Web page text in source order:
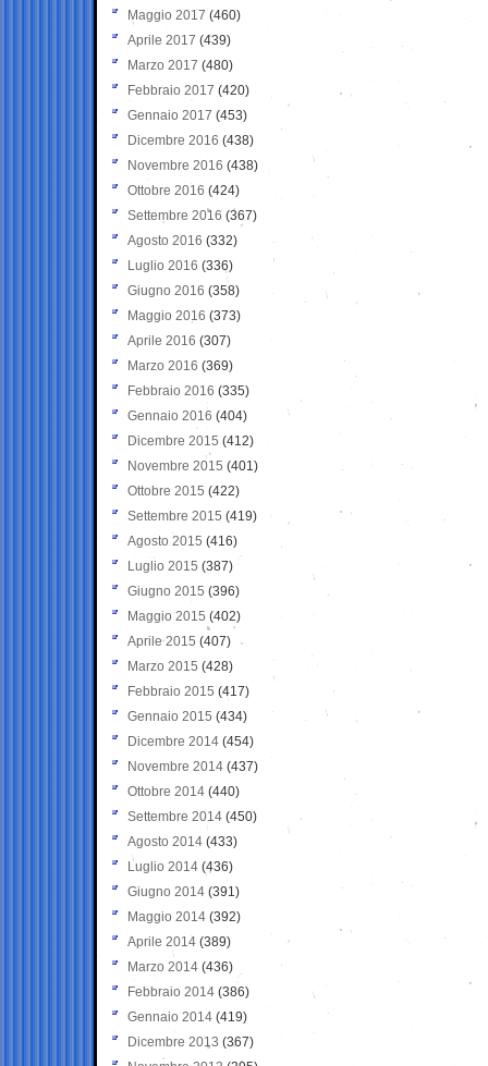
Maggio 2017 (460)
Aprile 2017 (439)
Marzo 2017 (480)
Febbraio 2017 (420)
Gennaio 2017 (453)
Dicembre 2016 (438)
Novembre 2016 (438)
Ottobre 2016 (424)
Settembre 2016 (367)
Agosto 2016 (332)
Luglio 2016 (336)
Giugno 2016 (358)
Maggio 2016 (373)
Aprile 2016 (307)
Marzo 2016 (369)
Febbraio 2016 (335)
Gennaio 2016 (404)
Dicembre 2015 (412)
Novembre 2015 (401)
Ottobre 2015 (422)
Settembre 2015 (419)
Agosto 2015 (416)
Luglio 2015 (387)
Giugno 2015 (396)
Maggio 2015 (402)
Aprile 2015 (407)
Marzo 2015 (428)
Febbraio 2015 (417)
Gennaio 2015 (434)
Dicembre 2014 (454)
Novembre 2014 (437)
Ottobre 2014 (440)
Settembre 2014 (450)
Agosto 2014 (433)
Luglio 2014 (436)
Giugno 2014 (391)
Maggio 2014 (392)
Aprile 2014 (389)
Marzo 2014 (436)
Febbraio 2014 (386)
Gennaio 2014 (419)
Dicembre 2013 (367)